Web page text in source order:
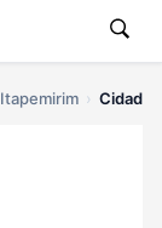
Cidade